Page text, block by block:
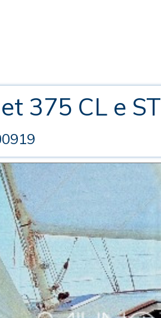
375 CL e ST